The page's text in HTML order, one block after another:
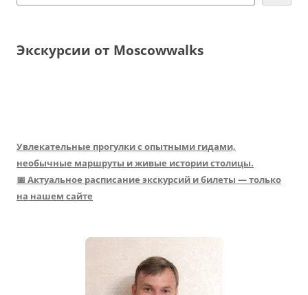
Экскурсии от Moscowwalks
Увлекательные прогулки с опытными гидами,
необычные маршруты и живые истории столицы.
📅 Актуальное расписание экскурсий и билеты — только
на нашем сайте